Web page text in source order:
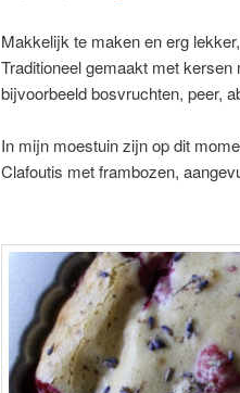
Makkelijk te maken en erg
Traditioneel gemaakt met
bijvoorbeeld bosvruchten, peer,
In mijn moestuin zijn op dit
Clafoutis met frambozen,